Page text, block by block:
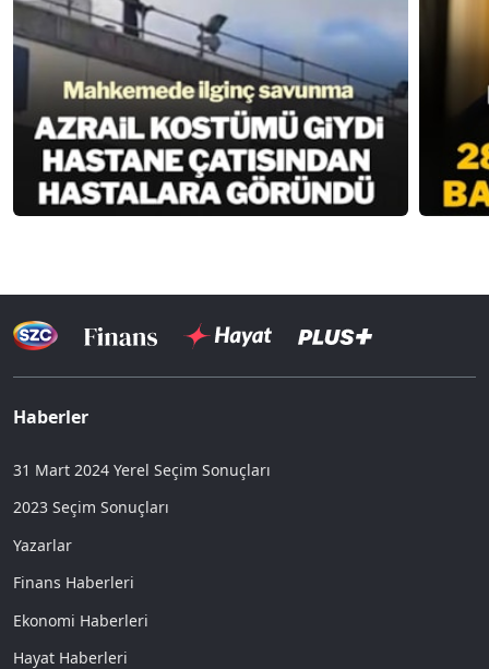
Haberler
31 Mart 2024 Yerel Seçim Sonuçları
2023 Seçim Sonuçları
Yazarlar
Finans Haberleri
Ekonomi Haberleri
Hayat Haberleri